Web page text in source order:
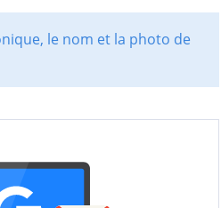
le nom et la photo de